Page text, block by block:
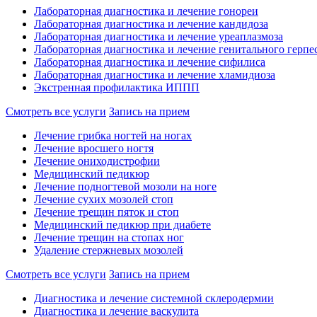
Лабораторная диагностика и лечение гонореи
Лабораторная диагностика и лечение кандидоза
Лабораторная диагностика и лечение уреаплазмоза
Лабораторная диагностика и лечение генитального
Лабораторная диагностика и лечение сифилиса
Лабораторная диагностика и лечение хламидиоза
Экстренная профилактика ИППП
Смотреть все услуги Запись на прием
Лечение грибка ногтей на ногах
Лечение вросшего ногтя
Лечение ониходистрофии
Медицинский педикюр
Лечение подногтевой мозоли на ноге
Лечение сухих мозолей стоп
Лечение трещин пяток и стоп
Медицинский педикюр при диабете
Лечение трещин на стопах ног
Удаление стержневых мозолей
Смотреть все услуги Запись на прием
Диагностика и лечение системной склеродермии
Диагностика и лечение васкулита